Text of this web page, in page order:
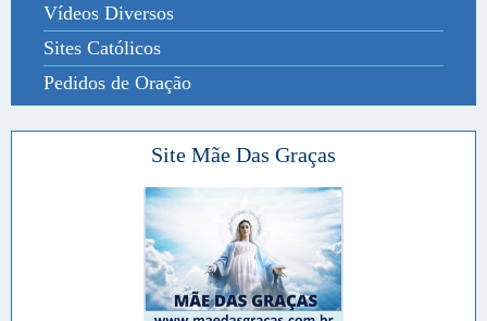
Vídeos Diversos
Sites Católicos
Pedidos de Oração
Site Mãe Das Graças